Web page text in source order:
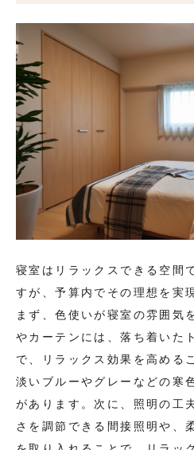
寝室はリラックスできる空間
すが、予算内でその理想を実
まず、色使いが寝室の雰囲気
やカーテンには、落ち着いた
で、リラックス効果を高める
淡いブルーやグレーなどの寒
があります。次に、照明の工
さを調節できる間接照明や、